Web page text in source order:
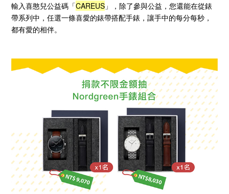
輸入喜憨兒公益碼「CAREUS 」
，除了參與公益，您還能在從錶
帶系列中，任選一條喜愛的錶帶搭配手錶，讓手中的每分每秒，
都有愛的相伴。